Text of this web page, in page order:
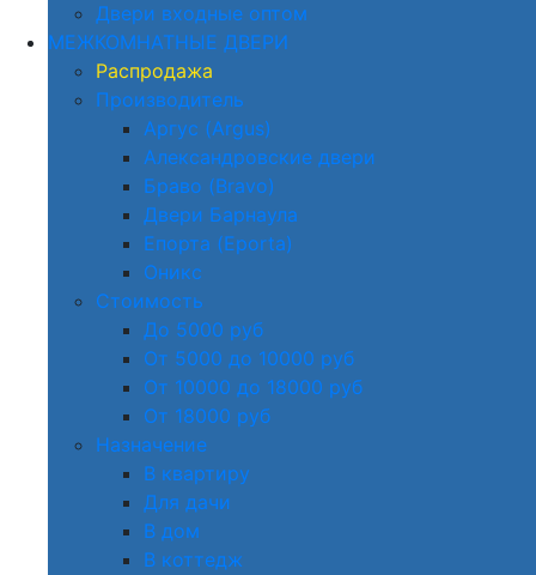
Двери входные оптом
МЕЖКОМНАТНЫЕ ДВЕРИ
Распродажа
Производитель
Аргус (Argus)
Александровские двери
Браво (Bravo)
Двери Барнаула
Епорта (Eporta)
Оникс
Стоимость
До 5000 руб
От 5000 до 10000 руб
От 10000 до 18000 руб
От 18000 руб
Назначение
В квартиру
Для дачи
В дом
В коттедж